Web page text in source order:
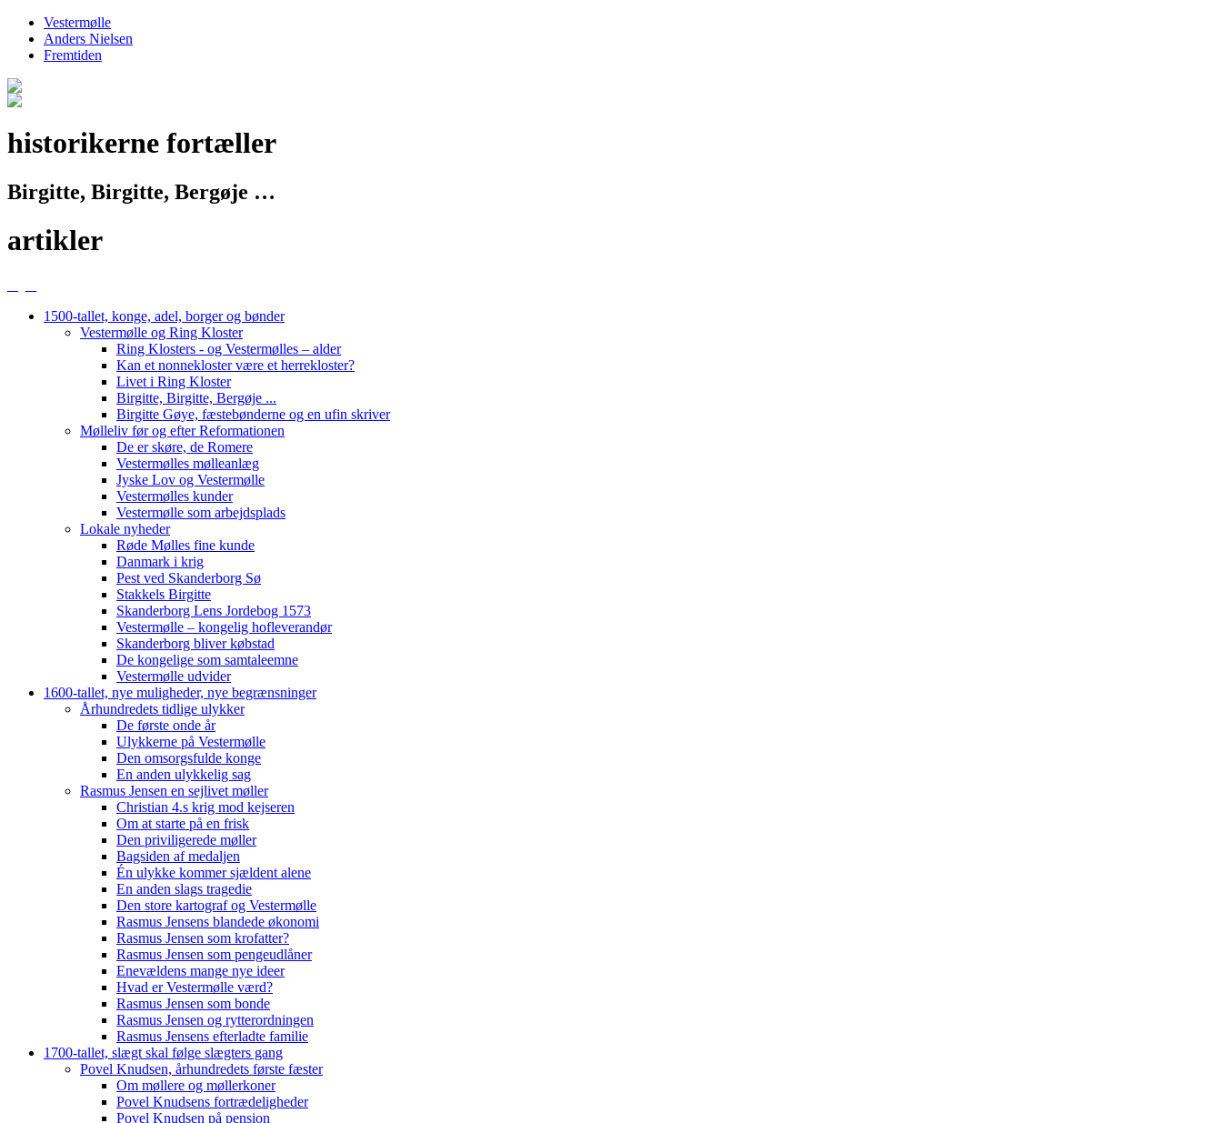
Vestermølle
Anders Nielsen
Fremtiden
historikerne fortæller
Birgitte, Birgitte, Bergøje …
artikler
1500-tallet, konge, adel, borger og bønder
Vestermølle og Ring Kloster
Ring Klosters - og Vestermølles – alder
Kan et nonnekloster være et herrekloster?
Livet i Ring Kloster
Birgitte, Birgitte, Bergøje ...
Birgitte Gøye, fæstebønderne og en ufin skriver
Mølleliv før og efter Reformationen
De er skøre, de Romere
Vestermølles mølleanlæg
Jyske Lov og Vestermølle
Vestermølles kunder
Vestermølle som arbejdsplads
Lokale nyheder
Røde Mølles fine kunde
Danmark i krig
Pest ved Skanderborg Sø
Stakkels Birgitte
Skanderborg Lens Jordebog 1573
Vestermølle – kongelig hofleverandør
Skanderborg bliver købstad
De kongelige som samtaleemne
Vestermølle udvider
1600-tallet, nye muligheder, nye begrænsninger
Århundredets tidlige ulykker
De første onde år
Ulykkerne på Vestermølle
Den omsorgsfulde konge
En anden ulykkelig sag
Rasmus Jensen en sejlivet møller
Christian 4.s krig mod kejseren
Om at starte på en frisk
Den priviligerede møller
Bagsiden af medaljen
Én ulykke kommer sjældent alene
En anden slags tragedie
Den store kartograf og Vestermølle
Rasmus Jensens blandede økonomi
Rasmus Jensen som krofatter?
Rasmus Jensen som pengeudlåner
Enevældens mange nye ideer
Hvad er Vestermølle værd?
Rasmus Jensen som bonde
Rasmus Jensen og rytterordningen
Rasmus Jensens efterladte familie
1700-tallet, slægt skal følge slægters gang
Povel Knudsen, århundredets første fæster
Om møllere og møllerkoner
Povel Knudsens fortrædeligheder
Povel Knudsen på pension